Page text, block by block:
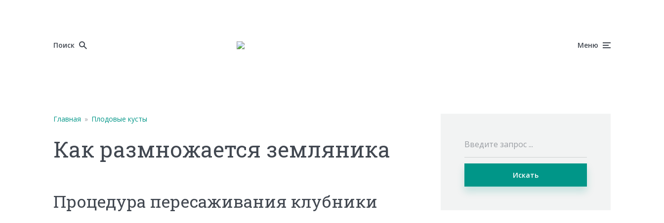
Поиск Меню
Главная » Плодовые кусты
Как размножается земляника
Процедура пересаживания клубники
Искать